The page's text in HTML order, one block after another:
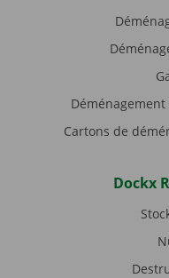
Cartons de
Dockx